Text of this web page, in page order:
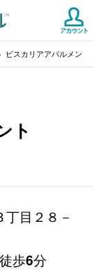
ビスカリアアパルメント
ト
丁目２８－
徒歩6分